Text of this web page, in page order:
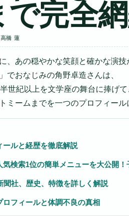
で完全
橋 蓮
、あの穏やかな笑顔と確かな演
でおなじみの角野卓造さんは、
世紀以上を文学座の舞台に捧げ
ミームまでを一つのプロフィール
ールと経歴を徹底解説
気検索1位の簡単メニューを大公開
聞社、歴史、特徴を詳しく解説
フィールと体調不良の真相